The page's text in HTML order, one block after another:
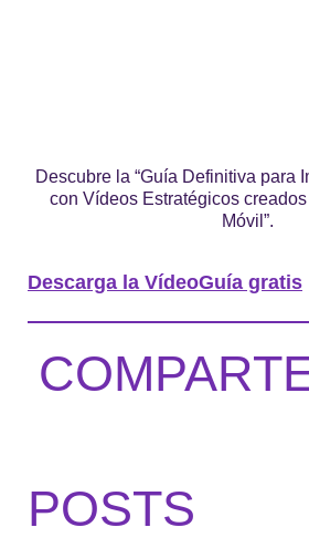
Descubre la “Guía Definitiva para
con Vídeos Estratégicos
Móvil”.
Descarga la VídeoGuía gratis
POSTS